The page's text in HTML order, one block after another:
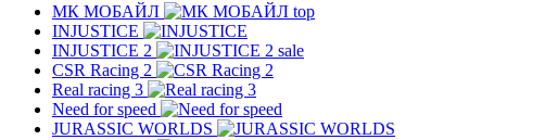
МК MОБAЙЛ
top
INJUSTICE
INJUSTICE 2
sale
CSR Racing 2
Real racing 3
Need for speed
JURASSIC WORLDS